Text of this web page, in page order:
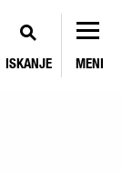
ISKANJE MENI